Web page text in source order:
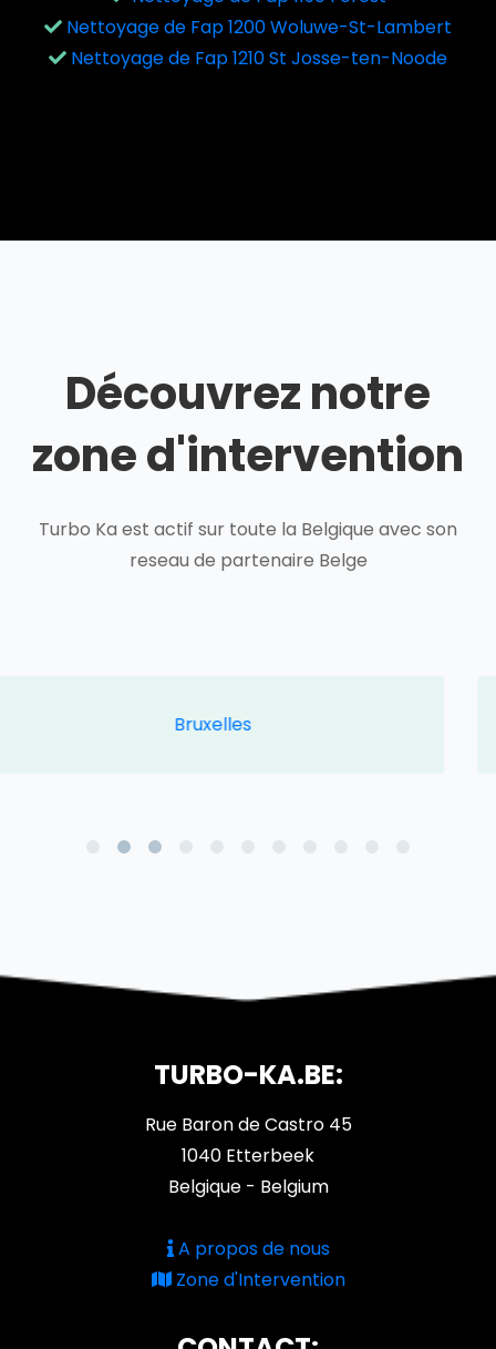
Nettoyage de Fap 1200 Woluwe-St-Lambert
Nettoyage de Fap 1210 St Josse-ten-Noode
Découvrez notre
zone d'intervention
Turbo Ka est actif sur toute la Belgique avec son
reseau de partenaire Belge
TURBO-KA.BE:
Rue Baron de Castro 45
1040 Etterbeek
Belgique - Belgium
A propos de nous
Zone d'Intervention